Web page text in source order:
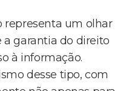
representa um olhar
a garantia do direito
à informação.
desse tipo, com